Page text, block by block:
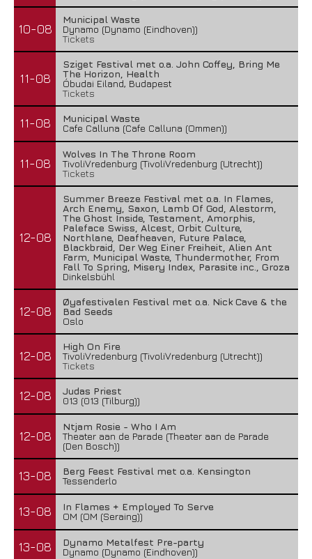
10-08
Municipal Waste
Dynamo (Dynamo (Eindhoven))
Tickets
11-08
Sziget Festival met o.a. John Coffey, Bring Me
The Horizon, Health
Óbudai Eiland, Budapest
Tickets
11-08
Municipal Waste
Cafe Calluna (Cafe Calluna (Ommen))
11-08
Wolves In The Throne Room
TivoliVredenburg (TivoliVredenburg (Utrecht))
Tickets
12-08
Summer Breeze Festival met o.a. In Flames,
Arch Enemy, Saxon, Lamb Of God, Alestorm,
The Ghost Inside, Testament, Amorphis,
Paleface Swiss, Alcest, Orbit Culture,
Northlane, Deafheaven, Future Palace,
Blackbraid, Der Weg Einer Freiheit, Alien Ant
Farm, Municipal Waste, Thundermother, From
Fall To Spring, Misery Index, Parasite inc., Groza
Dinkelsbühl
12-08
Øyafestivalen Festival met o.a. Nick Cave & the
Bad Seeds
Oslo
12-08
High On Fire
TivoliVredenburg (TivoliVredenburg (Utrecht))
Tickets
12-08
Judas Priest
013 (013 (Tilburg))
12-08
Ntjam Rosie - Who I Am
Theater aan de Parade (Theater aan de Parade
(Den Bosch))
13-08
Berg Feest Festival met o.a. Kensington
Tessenderlo
13-08
In Flames + Employed To Serve
OM (OM (Seraing))
13-08
Dynamo Metalfest Pre-party
Dynamo (Dynamo (Eindhoven))